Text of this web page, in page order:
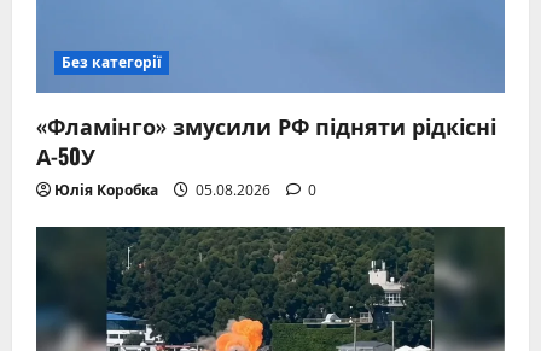
Без категорії
«Фламінго» змусили РФ підняти рідкісні
А-50У
Юлія Коробка 05.08.2026 0